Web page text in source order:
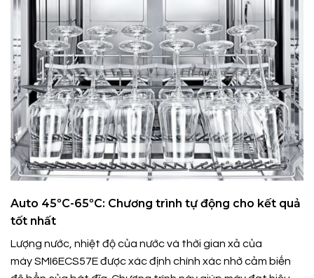
Auto 45ºC-65ºC: Chương trình tự động cho kết quả
tốt nhất
Lượng nước, nhiệt độ của nước và thời gian xả của
máy SMI6ECS57E được xác định chính xác nhờ cảm biến